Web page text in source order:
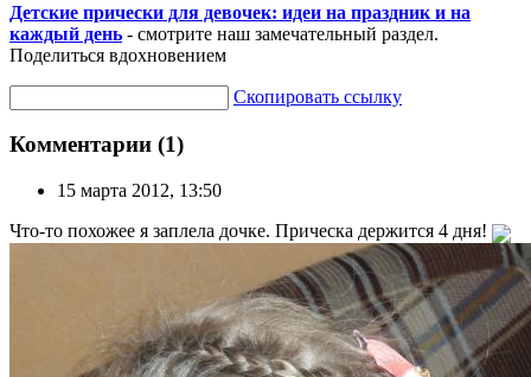
Детские прически для девочек: идеи на праздник и на
каждый день - смотрите наш замечательный раздел.
Поделиться вдохновением
Скопировать ссылку
Комментарии (1)
15 марта 2012, 13:50
Что-то похожее я заплела дочке. Прическа держится 4 дня!